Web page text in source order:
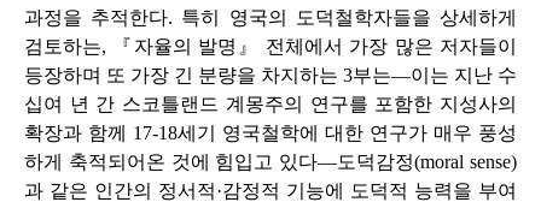
과정을 추적한다. 특히 영국의 도덕철학자들을 상세하게
검토하는, 『자율의 발명』 전체에서 가장 많은 저자들이
등장하며 또 가장 긴 분량을 차지하는 3부는―이는 지난 수
십여 년 간 스코틀랜드 계몽주의 연구를 포함한 지성사의
확장과 함께 17-18세기 영국철학에 대한 연구가 매우 풍성
하게 축적되어온 것에 힘입고 있다―도덕감정(moral sense)
과 같은 인간의 정서적·감정적 기능에 도덕적 능력을 부여